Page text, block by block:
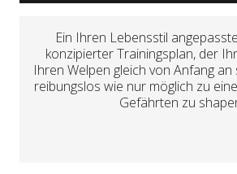
Ein Ihren Lebensstil
konzipierter Trainingsplan, der
Ihren Welpen gleich von Anfang
reibungslos wie nur möglich zu
Gefährten zu